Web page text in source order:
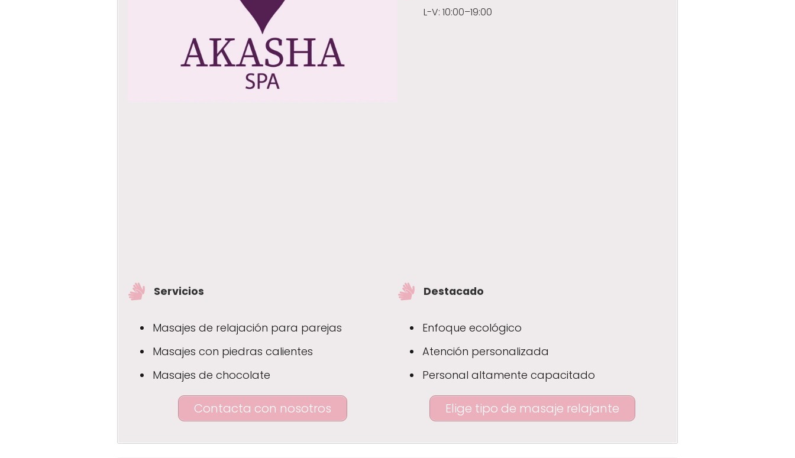
L-V: 10:00–19:00
Servicios
Masajes de relajación para parejas
Masajes con piedras calientes
Masajes de chocolate
Destacado
Enfoque ecológico
Atención personalizada
Personal altamente capacitado
Contacta con nosotros Elige tipo de masaje relajante